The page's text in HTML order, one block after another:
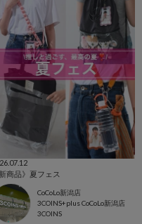
新商品》夏フェス
CoCoLo新潟店
3COINS+plus CoCoLo新潟店
3COINS